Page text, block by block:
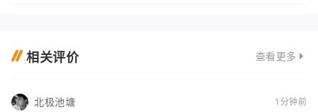
相关评价 查看更多
北极池塘 1分钟前